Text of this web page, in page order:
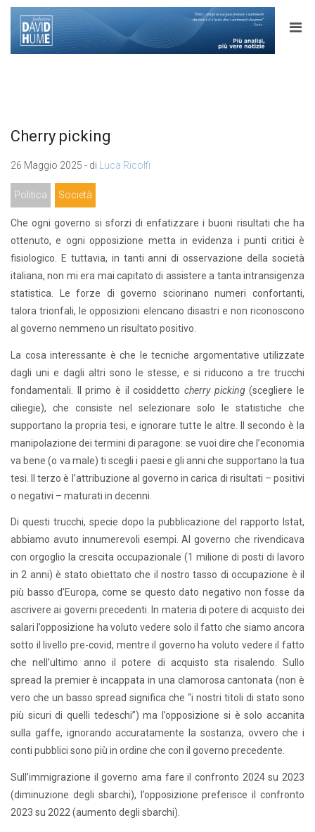
Cherry picking
26 Maggio 2025 - di Luca Ricolfi
Politica Società
Che ogni governo si sforzi di enfatizzare i buoni risultati che ha
ottenuto, e ogni opposizione metta in evidenza i punti critici è
fisiologico. E tuttavia, in tanti anni di osservazione della società
italiana, non mi era mai capitato di assistere a tanta intransigenza
statistica. Le forze di governo sciorinano numeri confortanti,
talora trionfali, le opposizioni elencano disastri e non riconoscono
al governo nemmeno un risultato positivo.
La cosa interessante è che le tecniche argomentative utilizzate
dagli uni e dagli altri sono le stesse, e si riducono a tre trucchi
fondamentali. Il primo è il cosiddetto cherry picking(scegliere le
ciliegie), che consiste nel selezionare solo le statistiche che
supportano la propria tesi, e ignorare tutte le altre. Il secondo è la
manipolazione dei termini di paragone: se vuoi dire che l’economia
va bene (o va male) ti scegli i paesi e gli anni che supportano la tua
tesi. Il terzo è l’attribuzione al governo in carica di risultati – positivi
o negativi – maturati in decenni.
Di questi trucchi, specie dopo la pubblicazione del rapporto Istat,
abbiamo avuto innumerevoli esempi. Al governo che rivendicava
con orgoglio la crescita occupazionale (1 milione di posti di lavoro
in 2 anni) è stato obiettato che il nostro tasso di occupazione è il
più basso d’Europa, come se questo dato negativo non fosse da
ascrivere ai governi precedenti. In materia di potere di acquisto dei
salari l’opposizione ha voluto vedere solo il fatto che siamo ancora
sotto il livello pre-covid, mentre il governo ha voluto vedere il fatto
che nell’ultimo anno il potere di acquisto sta risalendo. Sullo
spread la premier è incappata in una clamorosa cantonata (non è
vero che un basso spread significa che “i nostri titoli di stato sono
più sicuri di quelli tedeschi”) ma l’opposizione si è solo accanita
sulla gaffe, ignorando accuratamente la sostanza, ovvero che i
conti pubblici sono più in ordine che con il governo precedente.
Sull’immigrazione il governo ama fare il confronto 2024 su 2023
(diminuzione degli sbarchi), l’opposizione preferisce il confronto
2023 su 2022 (aumento degli sbarchi).